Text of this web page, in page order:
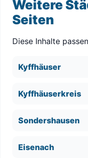
Weitere
Seiten
Diese Inhalte
Kyffhäuser
Kyffhäuserkreis
Sondershausen
Eisenach